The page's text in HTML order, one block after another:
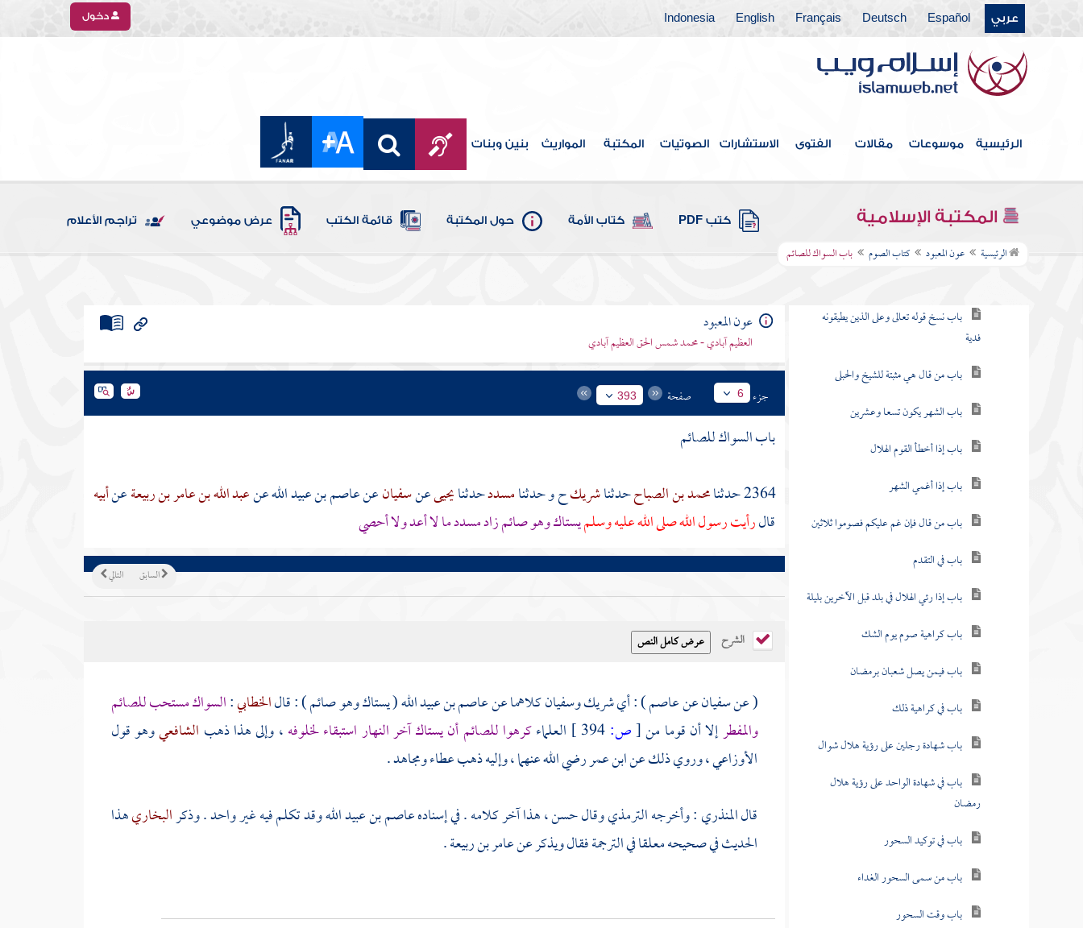
عربي Español
Deutsch
Français
English
Indonesia دخول
الرئيسية موسوعات مقالات الفتوى الاستشارات الصوتيات المكتبة المواريث بنين وبنات
المكتبة الإسلامية كتب PDF كتاب الأمة حول المكتبة قائمة الكتب عرض موضوعي تراجم الأعلام
الرئيسية عون المعبود كتاب الصوم باب السواك للصائم
كتاب الصلاة
كتاب الزكاة
كتاب اللقطة
كتاب المناسك
كتاب النكاح
كتاب الطلاق
كتاب الصوم
باب نسخ قوله تعالى وعلى الذين يطيقونه
فدية
باب من قال هي مثبتة للشيخ والحبلى
باب الشهر يكون تسعا وعشرين
باب إذا أخطأ القوم الهلال
باب إذا أغمي الشهر
باب من قال فإن غم عليكم فصوموا ثلاثين
باب في التقدم
باب إذا رئي الهلال في بلد قبل الآخرين بليلة
باب كراهية صوم يوم الشك
باب فيمن يصل شعبان برمضان
باب في كراهية ذلك
باب شهادة رجلين على رؤية هلال شوال
باب في شهادة الواحد على رؤية هلال
رمضان
باب في توكيد السحور
باب من سمى السحور الغداء
باب وقت السحور
عون المعبود
العظيم آبادي - محمد شمس الحق العظيم آبادي
جزء 6 صفحة 393
باب السواك للصائم
2364 حدثنا
محمد بن الصباححدثناشريكح و حدثنامسددحدثنايحيىعنسفيانعنعاصم بن عبيد اللهعنعبد الله بن عامر بن ربيعةعنأبيه
قالرأيت رسول الله صلى الله عليه وسلميستاك وهو صائم زادمسددما لا أعد ولا أحصي
التالي السابق
الشرح
( عنسفيانعنعاصم) : أيشريكوسفيانكلاهما عنعاصم بن عبيد الله( يستاك وهو صائم ) : قالالخطابي:السواك مستحب للصائم
والمفطرإلا أن قوما من[ص: العلماءكرهوا للصائم أن يستاك آخر النهار استبقاء لخلوفه، وإلى هذا ذهب الشافعيوهو قول
الأوزاعي، وروي ذلك عنابن عمررضي الله عنهما ، وإليه ذهبعطاءومجاهد.
قالالمنذري: وأخرجهالترمذيوقال حسن ، هذا آخر كلامه . في إسنادهعاصم بن عبيد اللهوقد تكلم فيه غير واحد . وذكرالبخاريهذا
الحديث في صحيحه معلقا في الترجمة فقال ويذكر عنعامر بن ربيعة.